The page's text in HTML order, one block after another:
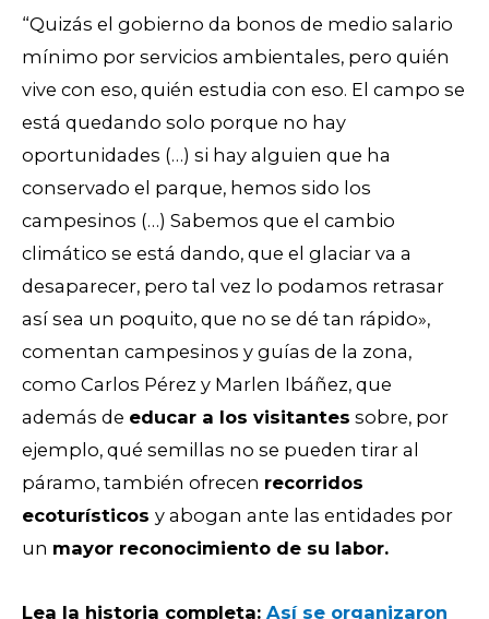
“Quizás el gobierno da bonos de medio salario
mínimo por servicios ambientales, pero quién
vive con eso, quién estudia con eso. El campo se
está quedando solo porque no hay
oportunidades (…) si hay alguien que ha
conservado el parque, hemos sido los
campesinos (…) Sabemos que el cambio
climático se está dando, que el glaciar va a
desaparecer, pero tal vez lo podamos retrasar
así sea un poquito, que no se dé tan rápido»,
comentan campesinos y guías de la zona,
como Carlos Pérez y Marlen Ibáñez, que
además de educar a los visitantes sobre, por
ejemplo, qué semillas no se pueden tirar al
páramo, también ofrecen recorridos
ecoturísticos y abogan ante las entidades por
un mayor reconocimiento de su labor.
Lea la historia completa: Así se organizaron